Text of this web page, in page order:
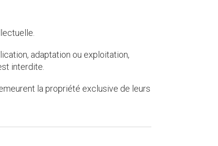
adaptation ou exploitation,
interdite.
la propriété exclusive de leurs